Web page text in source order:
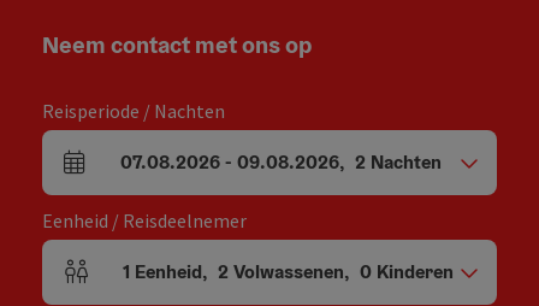
Neem contact met ons op
Reisperiode / Nachten
Velden voor aankomst en vertrek
07.08.2026- 09.08.2026, 2 Nachten
Eenheid / Reisdeelnemer
Aantal eenheden en persoonsvelden
1 Eenheid, 2 Volwassenen, 0 Kinderen